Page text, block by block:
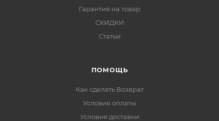
Гарантия на товар
СКИДКИ
Статьи
ПОМОЩЬ
Как сделать Возврат
Условия оплаты
Условия доставки